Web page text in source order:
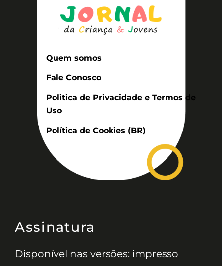
Quem somos
Fale Conosco
Politica de Privacidade e Termos de
Uso
Política de Cookies (BR)
Assinatura
Disponível nas versões: impresso